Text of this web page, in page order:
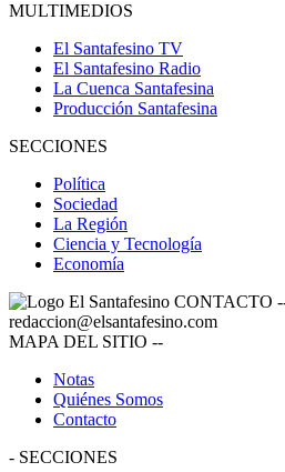
MULTIMEDIOS
El Santafesino TV
El Santafesino Radio
La Cuenca Santafesina
Producción Santafesina
SECCIONES
Política
Sociedad
La Región
Ciencia y Tecnología
Economía
CONTACTO
redaccion@elsantafesino.com
MAPA DEL SITIO --
Notas
Quiénes Somos
Contacto
- SECCIONES